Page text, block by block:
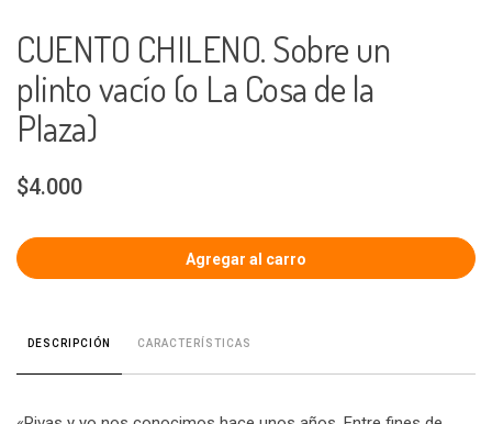
CUENTO CHILENO. Sobre un
plinto vacío (o La Cosa de la
Plaza)
$4.000
DESCRIPCIÓN CARACTERÍSTICAS